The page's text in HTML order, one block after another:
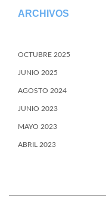
ARCHIVOS
OCTUBRE 2025
JUNIO 2025
AGOSTO 2024
JUNIO 2023
MAYO 2023
ABRIL 2023